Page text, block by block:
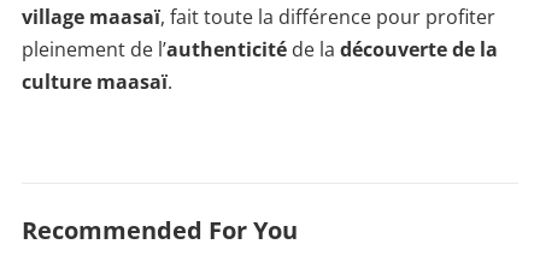
village maasaï, fait toute la différence pour profiter
pleinement de l’authenticitéde la découverte de la
culture maasaï.
Recommended For You